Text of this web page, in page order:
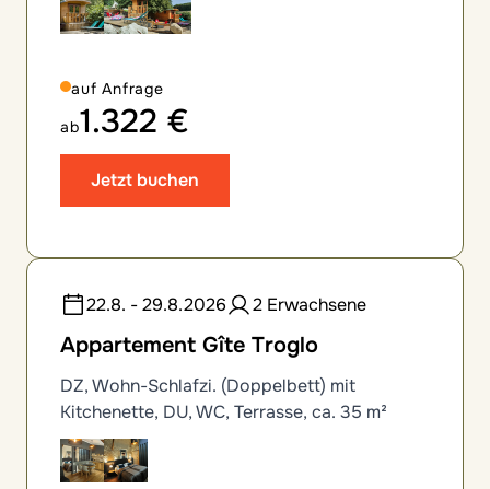
auf Anfrage
ab1.322 €
Jetzt buchen
22.8. - 29.8.2026 2 Erwachsene
Appartement Gîte Troglo
DZ, Wohn-Schlafzi. (Doppelbett) mit
Kitchenette, DU, WC, Terrasse, ca. 35 m²